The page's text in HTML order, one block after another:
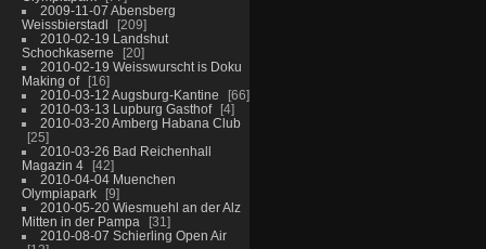
2009-11-07 Abensberg
Weissbierstadl
209
2010-02-19 Landshut
Schochkaserne
20
2010-02-19 Weisswurscht is Doku
Making of
16
2010-03-12 Augsburg-Kantine
66
2010-03-13 Lupburg Gasthof
4
2010-03-20 Amberg Habana Club
25
2010-03-26 Bad Reichenhall
Magazin 4
42
2010-04-04 Muenchen
Olympiapark
9
2010-05-20 Wiesmuehl an der Alz
Mitten in der Pampa
31
2010-08-07 Schierling Open Air